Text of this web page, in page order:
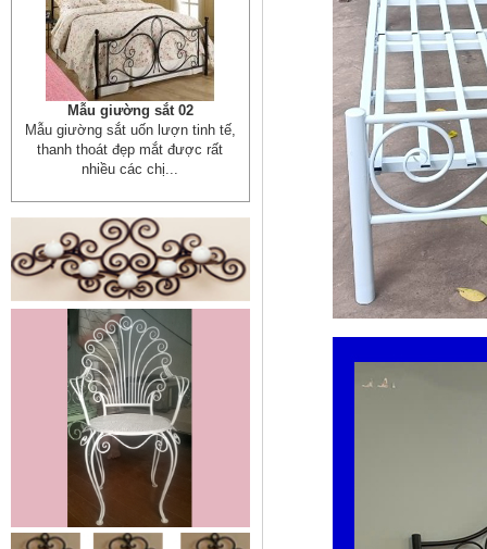
Mẫu giường sắt 02
Mẫu giường sắt uốn lượn tinh tế,
thanh thoát đẹp mắt được rất
nhiều các chị...
Mẫu ban công sắt 06
Đây là mẫu lan can ban công sắt
hộp đẹp, đơn giản, hiện đại và...